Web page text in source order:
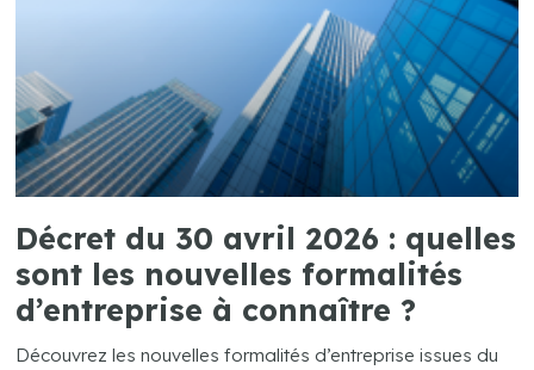
Décret du 30 avril 2026 : quelles
sont les nouvelles formalités
d’entreprise à connaître ?
Découvrez les nouvelles formalités d’entreprise issues du